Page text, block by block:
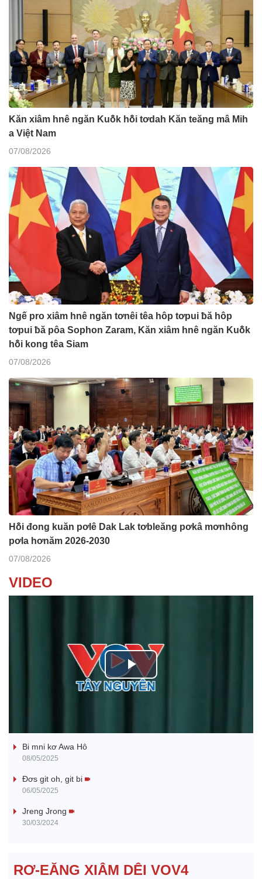
Kăn xiâm hnê ngăn Kuô̆k hô̆i tơdah Kăn teăng mâ Mih
a Việt Nam
07/08/2026
Ngế pro xiâm hnê ngăn tơnêi têa hôp tơpui ƀă hôp
tơpui ƀă pôa Sophon Zaram, Kăn xiâm hnê ngăn Kuô̆k
hô̆i kong têa Siam
07/08/2026
Hô̆i đong kuăn pơlê Dak Lak tơbleăng pơkâ mơnhông
pơla hơnăm 2026-2030
07/08/2026
VIDEO
P
a
e
Bi mni kơ Awa Hô
08/05/2025
Đơs git oh, git bi
06/05/2025
Jreng Jrong
30/03/2024
RƠ-EĂNG XIÂM DÊI VOV4